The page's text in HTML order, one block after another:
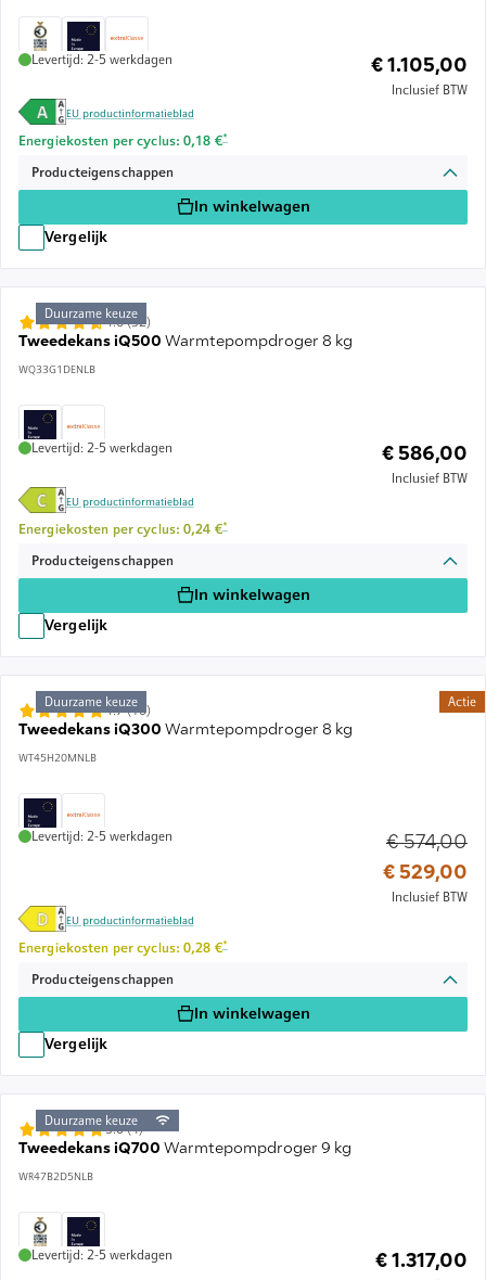
Levertijd: 2-5 werkdagen € 1.105,00
Inclusief BTW
EU productinformatieblad
Energiekosten per cyclus: 0,18 €Voetnoot *: Schatting op basis van een energieprijs van
*
Producteigenschappen
In winkelwagen
Vergelijk
Tweedekans iQ500 Warmtepompdroger 8 kg
WQ33G1DENLB
4.6 (32)
Duurzame keuze
Levertijd: 2-5 werkdagen € 586,00
Inclusief BTW
EU productinformatieblad
Energiekosten per cyclus: 0,24 €Voetnoot *: Schatting op basis van een energieprijs van
*
Producteigenschappen
In winkelwagen
Vergelijk
Tweedekans iQ300 Warmtepompdroger 8 kg
WT45H20MNLB
4.7 (10)
Duurzame keuze Actie
Levertijd: 2-5 werkdagen
€ 529,00
€ 574,00
Inclusief BTW
EU productinformatieblad
Energiekosten per cyclus: 0,28 €Voetnoot *: Schatting op basis van een energieprijs van
*
Producteigenschappen
In winkelwagen
Vergelijk
Tweedekans iQ700 Warmtepompdroger 9 kg
WR47B2D5NLB
5.0 (4)
Duurzame keuze
Levertijd: 2-5 werkdagen € 1.317,00